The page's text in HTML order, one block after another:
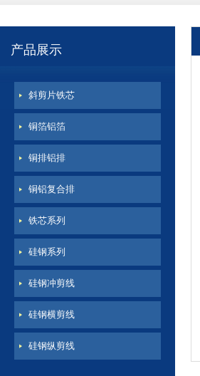
超薄型硅钢铁芯的优势与注意事项
产品展示
斜剪片铁芯
铜箔铝箔
铜排铝排
铜铝复合排
铁芯系列
硅钢系列
硅钢冲剪线
硅钢横剪线
硅钢纵剪线